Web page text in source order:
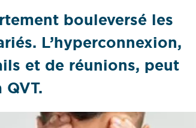
bouleversé les
L’hyperconnexion,
et de réunions, peut